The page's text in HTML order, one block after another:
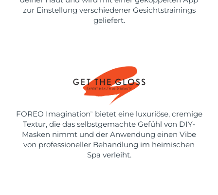
zur Einstellung verschiedener Gesichtstrainings
geliefert.
FOREO Imagination ™
bietet eine luxuriöse, cremige
Textur, die das selbstgemachte Gefühl von DIY-
Masken nimmt und der Anwendung einen Vibe
von professioneller Behandlung im heimischen
Spa verleiht.